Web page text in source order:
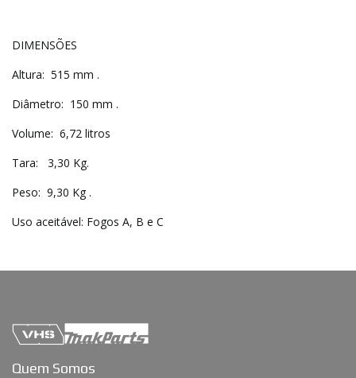
DIMENSÕES
Altura: 515 mm .
Diâmetro: 150 mm .
Volume: 6,72 litros
Tara: 3,30 Kg.
Peso: 9,30 Kg .
Uso aceitável: Fogos A, B e C
Quem Somos